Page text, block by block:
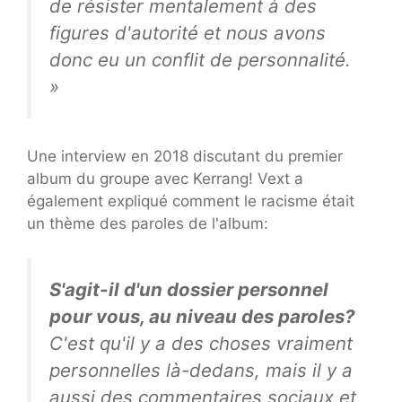
de résister mentalement à des
figures d'autorité et nous avons
donc eu un conflit de personnalité.
»
Une interview en 2018 discutant du premier
album du groupe avec Kerrang! Vext a
également expliqué comment le racisme était
un thème des paroles de l'album:
S'agit-il d'un dossier personnel
pour vous, au niveau des paroles?
C'est qu'il y a des choses vraiment
personnelles là-dedans, mais il y a
aussi des commentaires sociaux et